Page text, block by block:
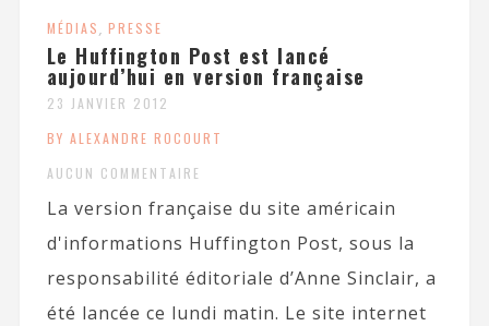
MÉDIAS, PRESSE
Le Huffington Post est lancé
aujourd’hui en version française
23 JANVIER 2012
BY ALEXANDRE ROCOURT
AUCUN COMMENTAIRE
La version française du site américain
d'informations Huffington Post, sous la
responsabilité éditoriale d’Anne Sinclair, a
été lancée ce lundi matin. Le site internet